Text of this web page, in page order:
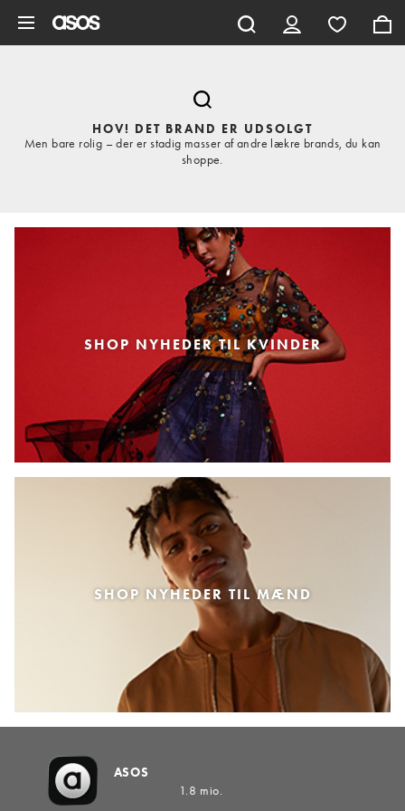
HOV! DET BRAND ER UDSOLGT
Men bare rolig – der er stadig masser af andre lækre brands, du kan
shoppe.
SHOP NYHEDER TIL KVINDER
SHOP NYHEDER TIL MÆND
ASOS
1.8 mio.